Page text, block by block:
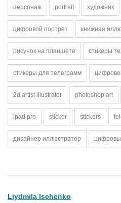
персонаж portrait художник
цифровой портрет книжная
рисунок на планшете стикеры
стикеры для телеграмм
2d artist illustrator photoshop art
ipad pro sticker stickers
дизайнер иллюстратор
Liydmila Ischenko